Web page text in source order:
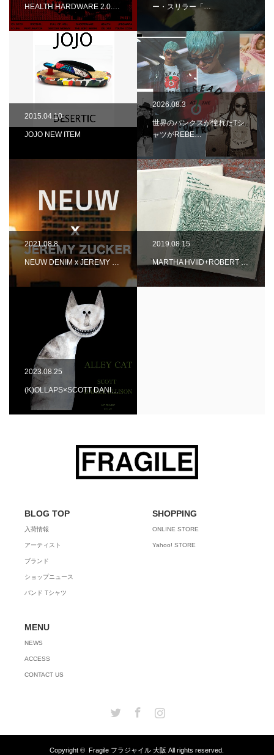
HEALTH HARDWARE 2.0.…
ー・スリラー「…
2015.04.10
JOJO NEW ITEM
2026.08.3
世界のパンクスが憧れたTシ
ャツがREBE…
2021.08.8
NEUW DENIM x JEREMY …
2019.08.15
MARTHA HVIID+ROBERT …
2023.08.25
(K)OLLAPS×SCOTT DANI…
BLOG TOP
入荷情報
アーティスト
ブランド
ショップニュース
バンド Tシャツ
SHOPPING
ONLINE STORE
Yahoo! STORE
MENU
NEWS
ACCESS
CONTACT US
Twitter Facebook
Copyright ©Fragile フラジャイル 大阪 All rights reserved.